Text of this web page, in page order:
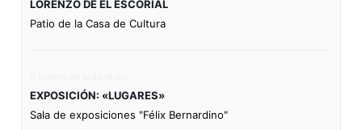
LORENZO DE EL ESCORIAL
Patio de la Casa de Cultura
EXPOSICIÓN: «LUGARES»
Sala de exposiciones "Félix Bernardino"